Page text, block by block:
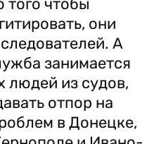
чтобы
они
А
занимается
людей из судов,
отпор на
в Донецке,